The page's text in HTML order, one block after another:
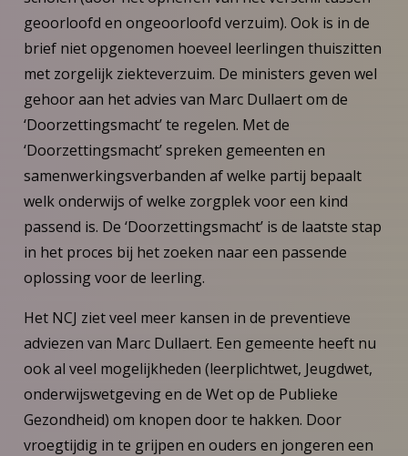
geoorloofd en ongeoorloofd verzuim). Ook is in de
brief niet opgenomen hoeveel leerlingen thuiszitten
met zorgelijk ziekteverzuim. De ministers geven wel
gehoor aan het advies van Marc Dullaert om de
‘Doorzettingsmacht’ te regelen. Met de
‘Doorzettingsmacht’ spreken gemeenten en
samenwerkingsverbanden af welke partij bepaalt
welk onderwijs of welke zorgplek voor een kind
passend is. De ‘Doorzettingsmacht’ is de laatste stap
in het proces bij het zoeken naar een passende
oplossing voor de leerling.
Het NCJ ziet veel meer kansen in de preventieve
adviezen van Marc Dullaert. Een gemeente heeft nu
ook al veel mogelijkheden (leerplichtwet, Jeugdwet,
onderwijswetgeving en de Wet op de Publieke
Gezondheid) om knopen door te hakken. Door
vroegtijdig in te grijpen en ouders en jongeren een